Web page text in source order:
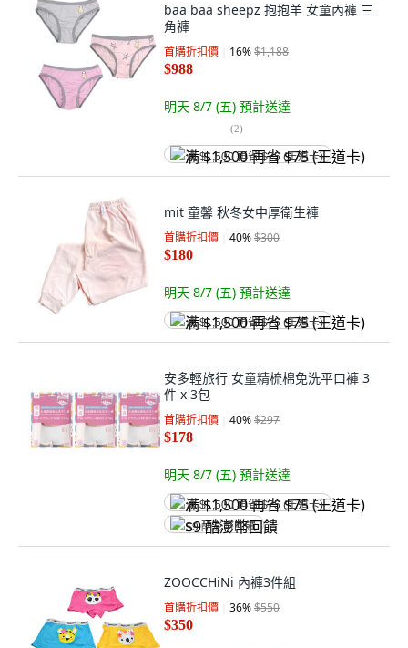
baa baa sheepz 抱抱羊 女童內褲 三
角褲
首購折扣價 16%$1,188
$988
明天 8/7 (五) 預計送達
(2)
满 $1,500 再省 $75 (王道卡)
mit 童馨 秋冬女中厚衛生褲
首購折扣價 40%$300
$180
明天 8/7 (五) 預計送達
满 $1,500 再省 $75 (王道卡)
安多輕旅行 女童精梳棉免洗平口褲 3
件 x 3包
首購折扣價 40%$297
$178
明天 8/7 (五) 預計送達
满 $1,500 再省 $75 (王道卡)
$9 酷澎幣回饋
ZOOCCHiNi 內褲3件組
首購折扣價 36%$550
$350